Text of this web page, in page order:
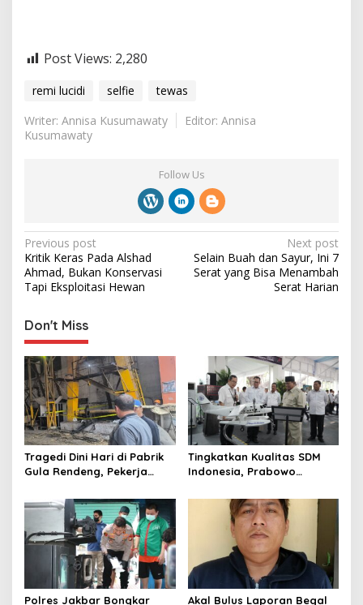
Post Views: 2,280
remi lucidi selfie
tewas
Writer: Annisa Kusumawaty
Editor: Annisa
Kusumawaty
Follow Us
P
o
s
t
n
a
v
i
g
a
t
i
o
n
Previous post
Kritik Keras Pada Alshad
Ahmad, Bukan Konservasi
Tapi Eksploitasi Hewan
Next post
Selain Buah dan Sayur, Ini 7
Serat yang Bisa Menambah
Serat Harian
Don't Miss
Tragedi Dini Hari di Pabrik
Gula Rendeng, Pekerja
Pengangkat Tebu
Tingkatkan Kualitas SDM
Indonesia, Prabowo
hingga Undang Universitas
Terbaik Dunia
Polres Jakbar Bongkar Akal Bulus Laporan Begal